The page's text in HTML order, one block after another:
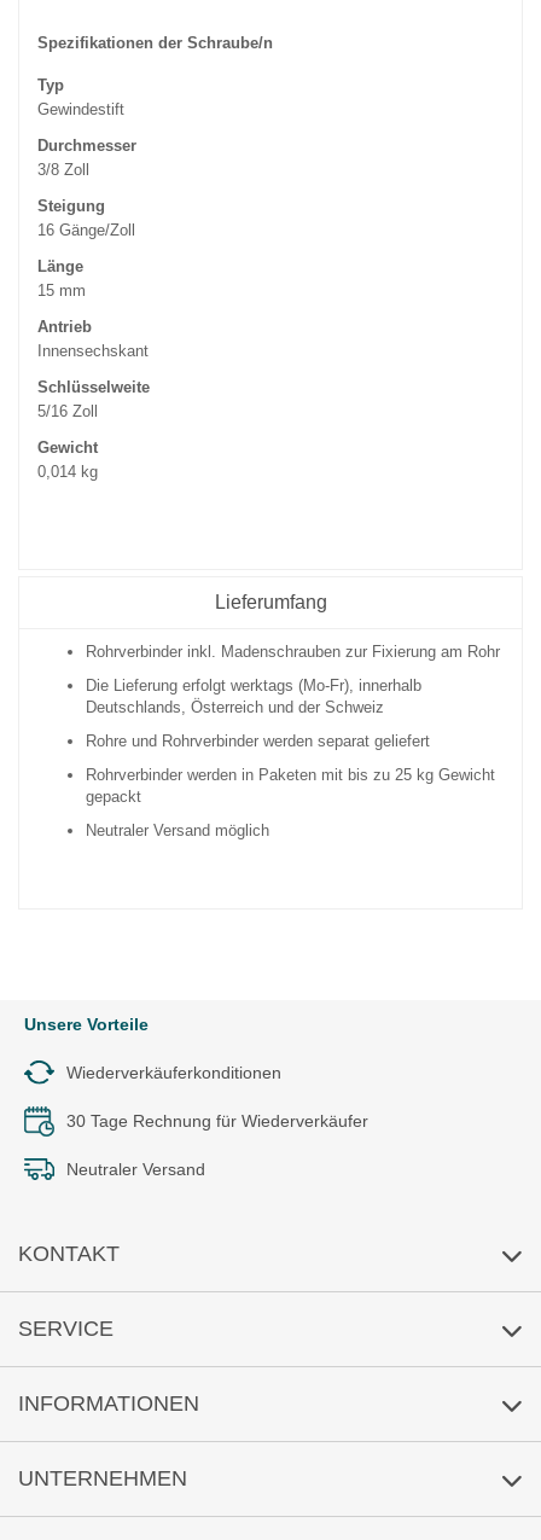
Spezifikationen der Schraube/n
Typ
Gewindestift
Durchmesser
3/8 Zoll
Steigung
16 Gänge/Zoll
Länge
15 mm
Antrieb
Innensechskant
Schlüsselweite
5/16 Zoll
Gewicht
0,014 kg
Lieferumfang
Rohrverbinder inkl. Madenschrauben zur Fixierung am Rohr
Die Lieferung erfolgt werktags (Mo-Fr), innerhalb
Deutschlands, Österreich und der Schweiz
Rohre und Rohrverbinder werden separat geliefert
Rohrverbinder werden in Paketen mit bis zu 25 kg Gewicht
gepackt
Neutraler Versand möglich
Unsere Vorteile
Wiederverkäuferkonditionen
30 Tage Rechnung für Wiederverkäufer
Neutraler Versand
KONTAKT
SERVICE
Reklamation
INFORMATIONEN
Sicher Zahlen
UNTERNEHMEN